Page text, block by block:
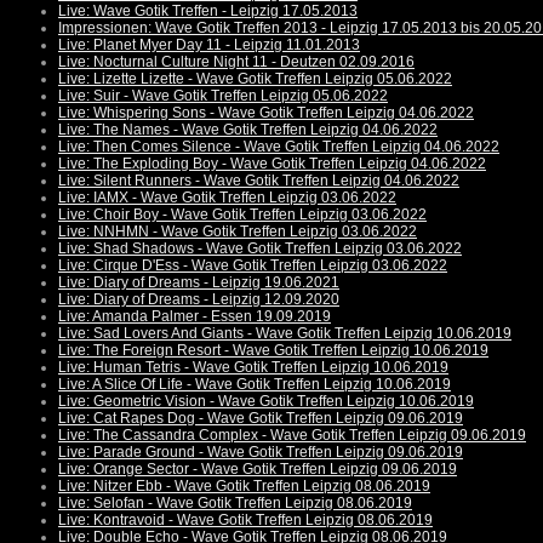
Live: Wave Gotik Treffen - Leipzig 17.05.2013
Impressionen: Wave Gotik Treffen 2013 - Leipzig 17.05.2013 bis
Live: Planet Myer Day 11 - Leipzig 11.01.2013
Live: Nocturnal Culture Night 11 - Deutzen 02.09.2016
Live: Lizette Lizette - Wave Gotik Treffen Leipzig 05.06.2022
Live: Suir - Wave Gotik Treffen Leipzig 05.06.2022
Live: Whispering Sons - Wave Gotik Treffen Leipzig 04.06.2022
Live: The Names - Wave Gotik Treffen Leipzig 04.06.2022
Live: Then Comes Silence - Wave Gotik Treffen Leipzig 04.06.2022
Live: The Exploding Boy - Wave Gotik Treffen Leipzig 04.06.2022
Live: Silent Runners - Wave Gotik Treffen Leipzig 04.06.2022
Live: IAMX - Wave Gotik Treffen Leipzig 03.06.2022
Live: Choir Boy - Wave Gotik Treffen Leipzig 03.06.2022
Live: NNHMN - Wave Gotik Treffen Leipzig 03.06.2022
Live: Shad Shadows - Wave Gotik Treffen Leipzig 03.06.2022
Live: Cirque D'Ess - Wave Gotik Treffen Leipzig 03.06.2022
Live: Diary of Dreams - Leipzig 19.06.2021
Live: Diary of Dreams - Leipzig 12.09.2020
Live: Amanda Palmer - Essen 19.09.2019
Live: Sad Lovers And Giants - Wave Gotik Treffen Leipzig 10.06.2019
Live: The Foreign Resort - Wave Gotik Treffen Leipzig 10.06.2019
Live: Human Tetris - Wave Gotik Treffen Leipzig 10.06.2019
Live: A Slice Of Life - Wave Gotik Treffen Leipzig 10.06.2019
Live: Geometric Vision - Wave Gotik Treffen Leipzig 10.06.2019
Live: Cat Rapes Dog - Wave Gotik Treffen Leipzig 09.06.2019
Live: The Cassandra Complex - Wave Gotik Treffen Leipzig 09.06.2019
Live: Parade Ground - Wave Gotik Treffen Leipzig 09.06.2019
Live: Orange Sector - Wave Gotik Treffen Leipzig 09.06.2019
Live: Nitzer Ebb - Wave Gotik Treffen Leipzig 08.06.2019
Live: Selofan - Wave Gotik Treffen Leipzig 08.06.2019
Live: Kontravoid - Wave Gotik Treffen Leipzig 08.06.2019
Live: Double Echo - Wave Gotik Treffen Leipzig 08.06.2019